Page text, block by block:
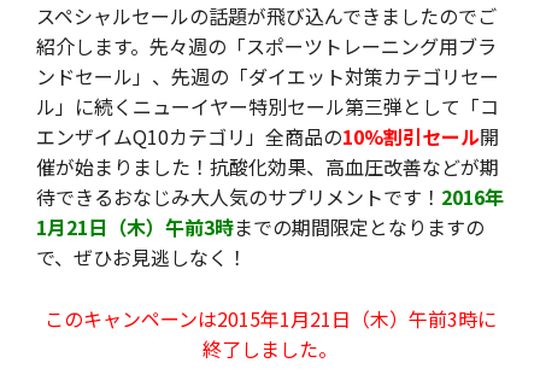
スペシャルセールの話題が飛び込んできましたのでご
紹介します。先々週の「スポーツトレーニング用ブラ
ンドセール」、先週の「ダイエット対策カテゴリセー
ル」に続くニューイヤー特別セール第三弾として「コ
エンザイムQ10カテゴリ」全商品の10%割引セール開
催が始まりました！抗酸化効果、高血圧改善などが期
待できるおなじみ大人気のサプリメントです！ 2016年
1月21日（木）午前3時までの期間限定となりますの
で、ぜひお見逃しなく！
このキャンペーンは2015年1月21日（木）午前3時に
終了しました。